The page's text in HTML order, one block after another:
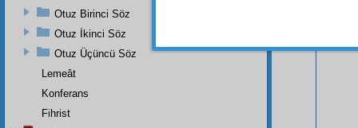
Otuz Birinci Söz
Otuz İkinci Söz
Otuz Üçüncü Söz
Lemeât
Konferans
Fihrist